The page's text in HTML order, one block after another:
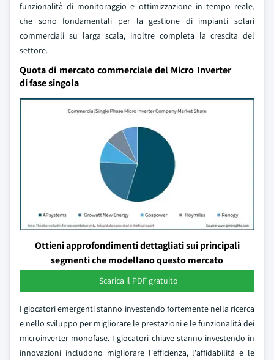
funzionalità di monitoraggio e ottimizzazione in tempo reale,
che sono fondamentali per la gestione di impianti solari
commerciali su larga scala, inoltre completa la crescita del
settore.
Quota di mercato commerciale del Micro Inverter
di fase singola
Ottieni approfondimenti dettagliati sui principali
segmenti che modellano questo mercato
Scarica il PDF gratuito
I giocatori emergenti stanno investendo fortemente nella ricerca
e nello sviluppo per migliorare le prestazioni e le funzionalità dei
microinverter monofase. I giocatori chiave stanno investendo in
innovazioni includono migliorare l'efficienza, l'affidabilità e le